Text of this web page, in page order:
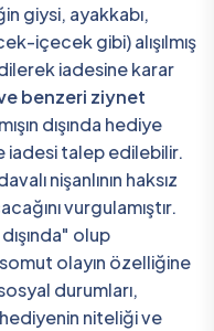
giysi, ayakkabı,
içecek gibi) alışılmış
iadesine karar
benzeri ziynet
dışında hediye
talep edilebilir.
nişanlının haksız
vurgulamıştır.
dışında" olup
olayın özelliğine
durumları,
niteliği ve